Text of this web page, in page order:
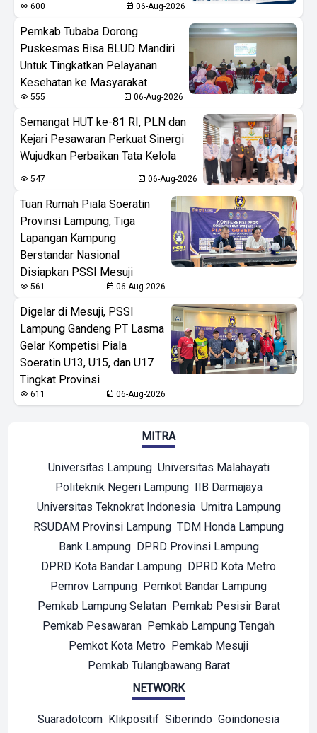
600 06-Aug-2026
Pemkab Tubaba Dorong
Puskesmas Bisa BLUD Mandiri
Untuk Tingkatkan Pelayanan
Kesehatan ke Masyarakat
555 06-Aug-2026
Semangat HUT ke-81 RI, PLN dan
Kejari Pesawaran Perkuat Sinergi
Wujudkan Perbaikan Tata Kelola
547 06-Aug-2026
Tuan Rumah Piala Soeratin
Provinsi Lampung, Tiga
Lapangan Kampung
Berstandar Nasional
Disiapkan PSSI Mesuji
561 06-Aug-2026
Digelar di Mesuji, PSSI
Lampung Gandeng PT Lasma
Gelar Kompetisi Piala
Soeratin U13, U15, dan U17
Tingkat Provinsi
611 06-Aug-2026
MITRA
Universitas Lampung Universitas Malahayati
Politeknik Negeri Lampung
IIB Darmajaya
Universitas Teknokrat Indonesia Umitra Lampung
RSUDAM Provinsi Lampung TDM Honda Lampung
Bank Lampung
DPRD Provinsi Lampung
DPRD Kota Bandar Lampung DPRD Kota Metro
Pemrov Lampung Pemkot Bandar Lampung
Pemkab Lampung Selatan
Pemkab Pesisir Barat
Pemkab Pesawaran Pemkab Lampung Tengah
Pemkot Kota Metro Pemkab Mesuji
Pemkab Tulangbawang Barat
NETWORK
Suaradotcom Klikpositif Siberindo Goindonesia